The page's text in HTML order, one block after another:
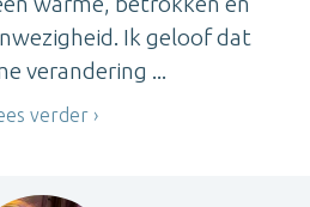
Ik geloof dat
verandering ...
verder